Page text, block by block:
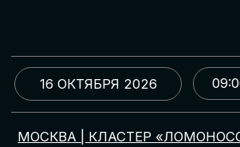
МОСКВА | КЛАСТЕР «ЛОМОНОСОВ»
09:00-19:00
16 ОКТЯБРЯ 2026